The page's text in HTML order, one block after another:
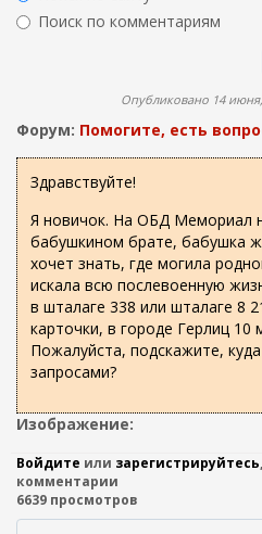
р
о
и
с
к
а
Поиск по комментариям
Опубликовано 14
Форум: Помогите, есть
Здравствуйте!
Я новичок. На ОБД Мемориал
бабушкином брате, бабушка
хочет знать, где могила
искала всю послевоенную
в шталаге 338 или шталаге 8
карточки, в городе Герлиц 10
Пожалуйста, подскажите,
запросами?
Изображение:
Войдите или зарегистрируйтесь
комментарии
6639 просмотров